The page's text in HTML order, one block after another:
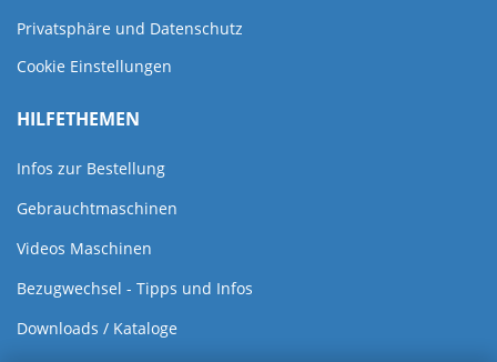
Privatsphäre und Datenschutz
Cookie Einstellungen
HILFETHEMEN
Infos zur Bestellung
Gebrauchtmaschinen
Videos Maschinen
Bezugwechsel - Tipps und Infos
Downloads / Kataloge